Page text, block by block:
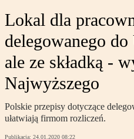
Lokal dla
delegowanego
ale ze składką -
Najwyższego
Polskie przepisy dotyczące
ułatwiają firmom rozliczeń.
Publikacja: 24.01.2020 08:22